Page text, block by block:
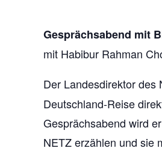
Gesprächsabend mit
mit Habibur Rahman
Der Landesdirektor des
Deutschland-Reise
Gesprächsabend wird
NETZ erzählen und sie